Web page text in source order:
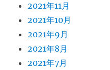
2021年11月
2021年10月
2021年9月
2021年8月
2021年7月